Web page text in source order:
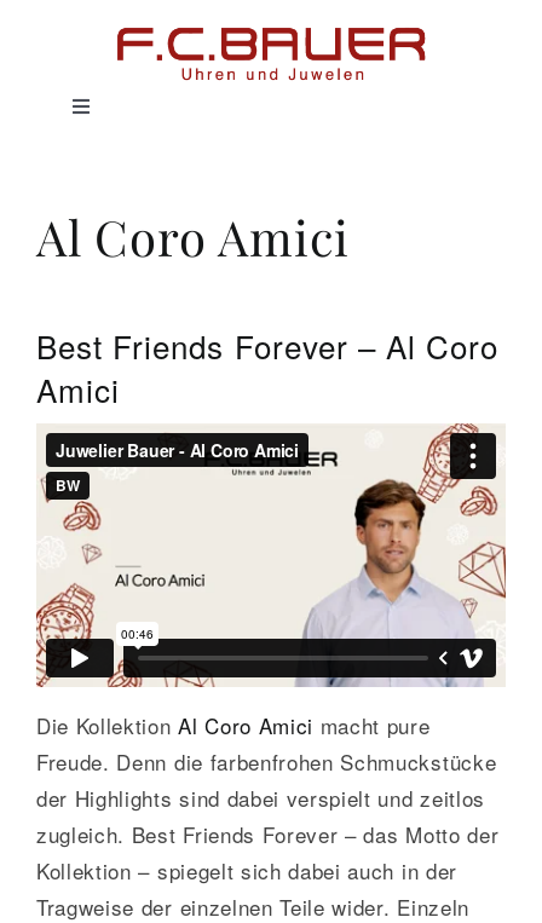
Toggle
UHREN
HISTORIE
GALERIE
KONTAKT
Al Coro Amici
Best Friends Forever – Al Coro
Amici
Die KollektionAl Coro Amici macht pure
Freude. Denn die farbenfrohen Schmuckstücke
der Highlights sind dabei verspielt und zeitlos
zugleich. Best Friends Forever – das Motto der
Kollektion – spiegelt sich dabei auch in der
Tragweise der einzelnen Teile wider. Einzeln